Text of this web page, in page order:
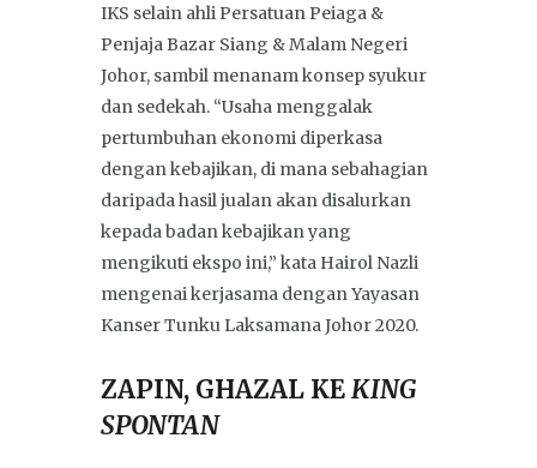
IKS selain ahli Persatuan Peiaga &
Penjaja Bazar Siang & Malam Negeri
Johor, sambil menanam konsep syukur
dan sedekah. “Usaha menggalak
pertumbuhan ekonomi diperkasa
dengan kebajikan, di mana sebahagian
daripada hasil jualan akan disalurkan
kepada badan kebajikan yang
mengikuti ekspo ini,” kata Hairol Nazli
mengenai kerjasama dengan Yayasan
Kanser Tunku Laksamana Johor 2020.
ZAPIN, GHAZAL KEKING
SPONTAN